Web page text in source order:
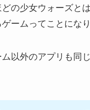
どの少女ウォーズと
ームってことにな
以外のアプリも同